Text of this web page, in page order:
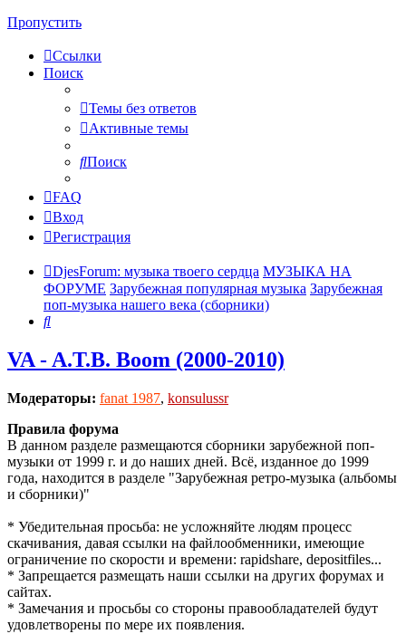
Пропустить
Ссылки
Поиск
Темы без ответов
Активные темы
Поиск
FAQ
Вход
Регистрация
DjesForum: музыка твоего сердца МУЗЫКА НА
ФОРУМЕ Зарубежная популярная музыка Зарубежная
поп-музыка нашего века (сборники)
Поиск
VA - A.T.B. Boom (2000-2010)
Модераторы: fanat 1987, konsulussr
Правила форума
В данном разделе размещаются сборники зарубежной поп-
музыки от 1999 г. и до наших дней. Всё, изданное до 1999
года, находится в разделе "Зарубежная ретро-музыка (альбомы
и сборники)"
* Убедительная просьба: не усложняйте людям процесс
скачивания, давая ссылки на файлообменники, имеющие
ограничение по скорости и времени: rapidshare, depositfiles...
* Запрещается размещать наши ссылки на других форумах и
сайтах.
* Замечания и просьбы со стороны правообладателей будут
удовлетворены по мере их появления.